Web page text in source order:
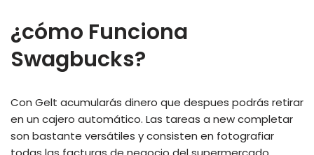
¿cómo Funciona
Swagbucks?
Con Gelt acumularás dinero que despues podrás retirar
en un cajero automático. Las tareas a new completar
son bastante versátiles y consisten en fotografiar